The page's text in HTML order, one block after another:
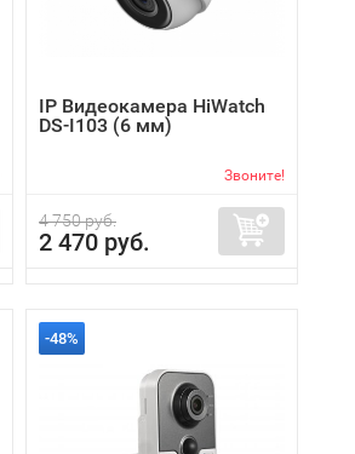
IP Видеокамера HiWatch
DS-I103 (6 мм)
Звоните!
4 750 руб.
2 470 руб.
-48%